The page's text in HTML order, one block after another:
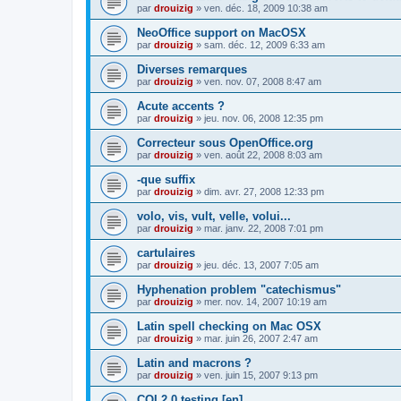
par drouizig » ven. déc. 18, 2009 10:38 am
NeoOffice support on MacOSX
par drouizig » sam. déc. 12, 2009 6:33 am
Diverses remarques
par drouizig » ven. nov. 07, 2008 8:47 am
Acute accents ?
par drouizig » jeu. nov. 06, 2008 12:35 pm
Correcteur sous OpenOffice.org
par drouizig » ven. août 22, 2008 8:03 am
-que suffix
par drouizig » dim. avr. 27, 2008 12:33 pm
volo, vis, vult, velle, volui...
par drouizig » mar. janv. 22, 2008 7:01 pm
cartulaires
par drouizig » jeu. déc. 13, 2007 7:05 am
Hyphenation problem "catechismus"
par drouizig » mer. nov. 14, 2007 10:19 am
Latin spell checking on Mac OSX
par drouizig » mar. juin 26, 2007 2:47 am
Latin and macrons ?
par drouizig » ven. juin 15, 2007 9:13 pm